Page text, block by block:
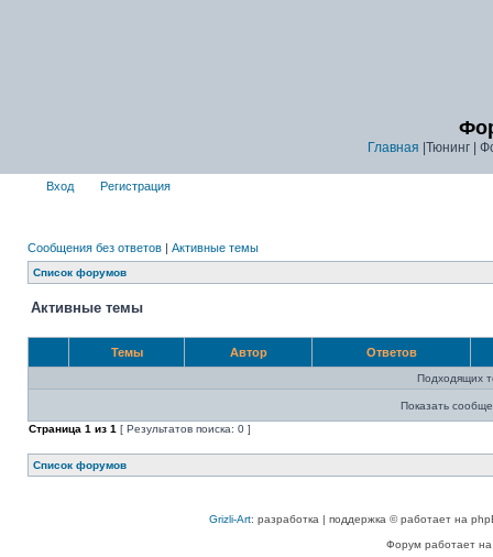
Главная |Тюнинг |
Вход Регистрация
Сообщения без ответов | Активные темы
Список форумов
Активные темы
Темы Автор Ответов
Подходящих
Показать
Страница 1 из 1 [ Результатов поиска: 0 ]
Список форумов
Grizli-Art: разработка | поддержка © работает на
Форум работает